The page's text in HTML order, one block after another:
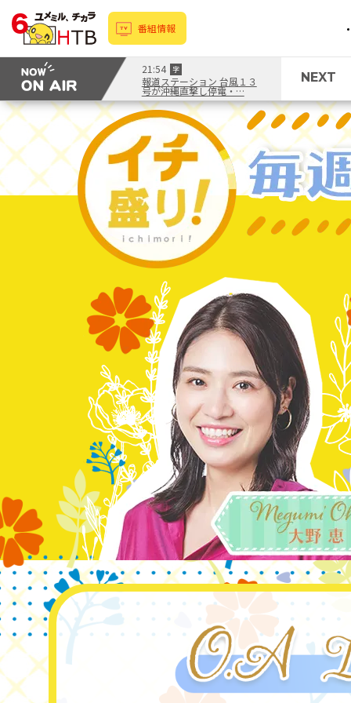
番組情報
21:54 字
報道ステーション 台風１３
号が沖縄直撃し停電・…
NEXT